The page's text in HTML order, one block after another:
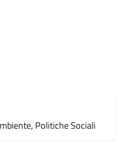
Politiche Sociali